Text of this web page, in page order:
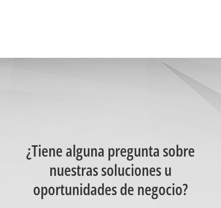
¿Tiene alguna pregunta sobre
nuestras soluciones u
oportunidades de negocio?